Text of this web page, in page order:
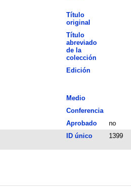
Título
original
Título
abreviado
de la
colección
Edición
Medio
Conferencia
Aprobado
no
ID único 1399